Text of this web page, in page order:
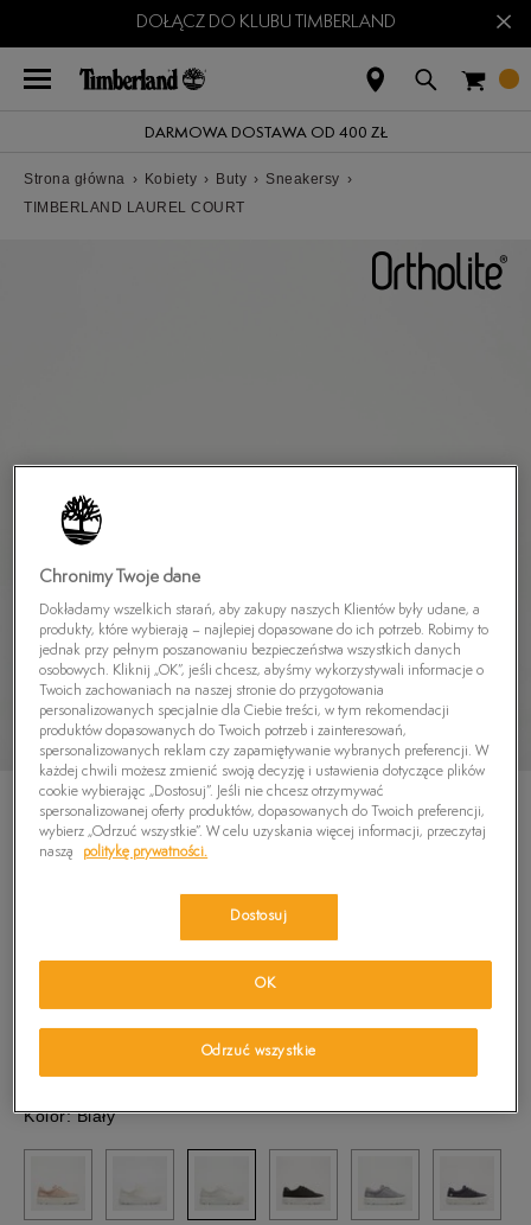
DOŁĄCZ DO KLUBU TIMBERLAND ×
DARMOWA DOSTAWA OD 400 ZŁ
Strona główna › Kobiety › Buty › Sneakersy ›
TIMBERLAND LAUREL COURT
TIMBERLAND LAUREL COURT
5.0(12)
449,99 zł -33% (cena początkowa)
299,99
Kolor:Biały
Chronimy Twoje dane
Dokładamy wszelkich starań, aby zakupy naszych Klientów były udane, a
produkty, które wybierają – najlepiej dopasowane do ich potrzeb. Robimy to
jednak przy pełnym poszanowaniu bezpieczeństwa wszystkich danych
osobowych. Kliknij „OK”, jeśli chcesz, abyśmy wykorzystywali informacje o
Twoich zachowaniach na naszej stronie do przygotowania
personalizowanych specjalnie dla Ciebie treści, w tym rekomendacji
produktów dopasowanych do Twoich potrzeb i zainteresowań,
spersonalizowanych reklam czy zapamiętywanie wybranych preferencji. W
każdej chwili możesz zmienić swoją decyzję i ustawienia dotyczące plików
cookie wybierając „Dostosuj”. Jeśli nie chcesz otrzymywać
spersonalizowanej oferty produktów, dopasowanych do Twoich preferencji,
wybierz „Odrzuć wszystkie”. W celu uzyskania więcej informacji, przeczytaj
naszą
politykę prywatności.
Dostosuj
Odrzuć wszystkie
OK